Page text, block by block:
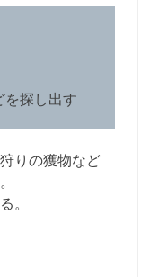
を探し出す
りの獲物など
。